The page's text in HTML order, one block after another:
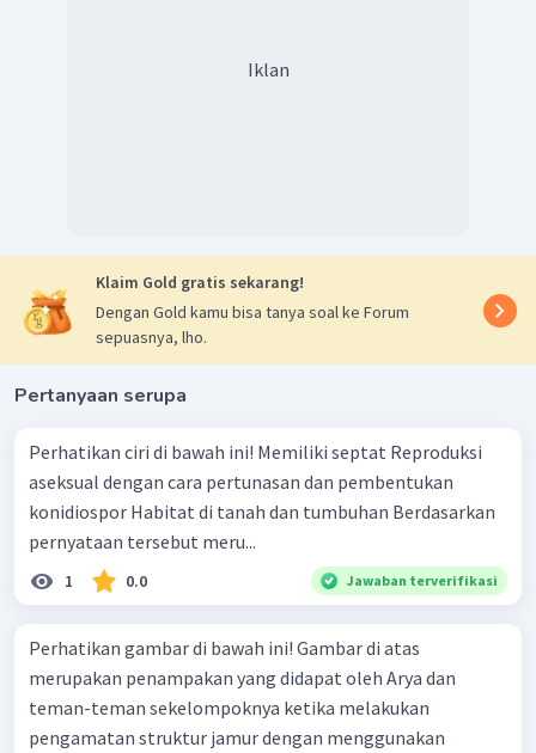
Iklan
Klaim Gold gratis sekarang!
Dengan Gold kamu bisa tanya soal ke Forum
sepuasnya, lho.
Pertanyaan serupa
Perhatikan ciri di bawah ini! Memiliki septat Reproduksi
aseksual dengan cara pertunasan dan pembentukan
konidiospor Habitat di tanah dan tumbuhan Berdasarkan
pernyataan tersebut meru...
1 0.0 Jawaban terverifikasi
Perhatikan gambar di bawah ini! Gambar di atas
merupakan penampakan yang didapat oleh Arya dan
teman-teman sekelompoknya ketika melakukan
pengamatan struktur jamur dengan menggunakan